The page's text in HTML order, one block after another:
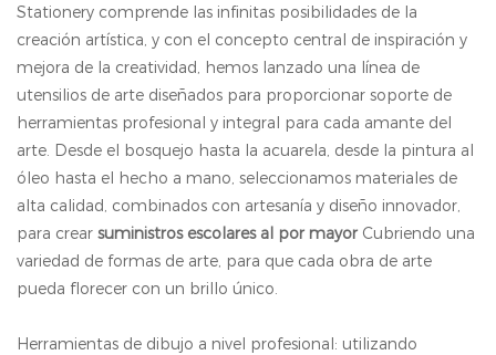
Stationery comprende las infinitas posibilidades de la
creación artística, y con el concepto central de inspiración y
mejora de la creatividad, hemos lanzado una línea de
utensilios de arte diseñados para proporcionar soporte de
herramientas profesional y integral para cada amante del
arte. Desde el bosquejo hasta la acuarela, desde la pintura al
óleo hasta el hecho a mano, seleccionamos materiales de
alta calidad, combinados con artesanía y diseño innovador,
para crear suministros escolares al por mayor Cubriendo una
variedad de formas de arte, para que cada obra de arte
pueda florecer con un brillo único.
Herramientas de dibujo a nivel profesional: utilizando